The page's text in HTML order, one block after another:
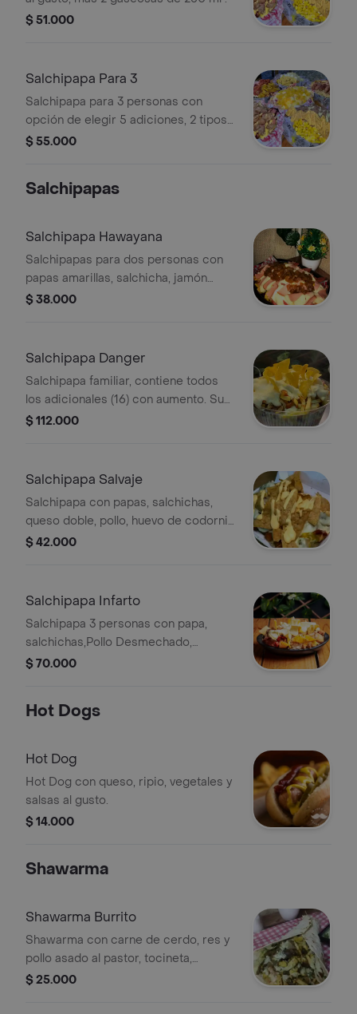
$ 51.000
Salchipapa Para 3
Salchipapa para 3 personas con
opción de elegir 5 adiciones, 2 tipos
de proteína y salsas al gusto.
$ 55.000
Salchipapas
Salchipapa Hawayana
Salchipapas para dos personas con
papas amarillas, salchicha, jamón
ahumado, queso, extra piña calada,
$ 38.000
Salchipapa Danger
Salchipapa familiar, contiene todos
los adicionales (16) con aumento. Su
peso es de 3600 gramos.
$ 112.000
Salchipapa Salvaje
Salchipapa con papas, salchichas,
queso doble, pollo, huevo de codorniz,
nachos, tocineta, maíz, ripio
$ 42.000
Salchipapa Infarto
Salchipapa 3 personas con papa,
salchichas,Pollo Desmechado,
Chicharron, Costilla, Nuggets Pollo,
$ 70.000
Hot Dogs
Hot Dog
Hot Dog con queso, ripio, vegetales y
salsas al gusto.
$ 14.000
Shawarma
Shawarma Burrito
Shawarma con carne de cerdo, res y
pollo asado al pastor, tocineta,
vegetales, perejil, salsa y guacamole.
$ 25.000